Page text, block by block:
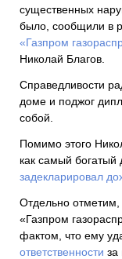
существенных
было, сообщили в
«Газпром
Николай Благов.
Справедливости
доме и поджог
собой.
Помимо этого
как самый богатый
задекларировал
Отдельно отметим,
«Газпром
фактом, что ему
ответственности за